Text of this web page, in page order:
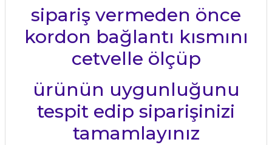
sipariş vermeden önce
kordon bağlantı kısmını
cetvelle ölçüp
ürünün uygunluğunu
tespit edip siparişinizi
tamamlayınız